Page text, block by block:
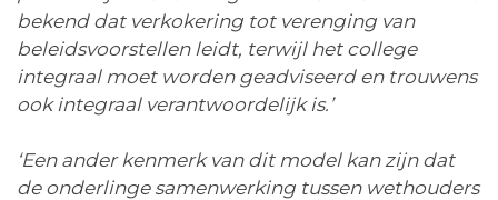
bekend dat verkokering tot verenging van
beleidsvoorstellen leidt, terwijl het college
integraal moet worden geadviseerd en trouwens
ook integraal verantwoordelijk is.’
‘Een ander kenmerk van dit model kan zijn dat
de onderlinge samenwerking tussen wethouders